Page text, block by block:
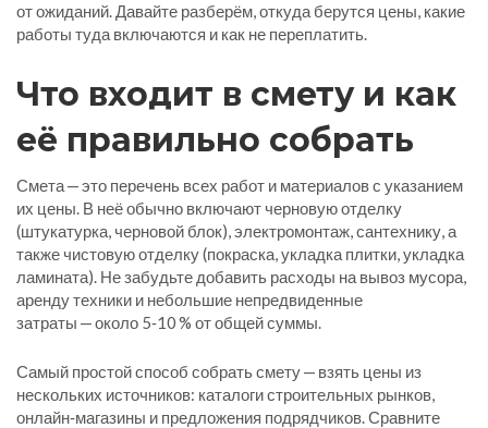
от ожиданий. Давайте разберём, откуда берутся цены, какие
работы туда включаются и как не переплатить.
Что входит в смету и как
её правильно собрать
Смета — это перечень всех работ и материалов с указанием
их цены. В неё обычно включают черновую отделку
(штукатурка, черновой блок), электромонтаж, сантехнику, а
также чистовую отделку (покраска, укладка плитки, укладка
ламината). Не забудьте добавить расходы на вывоз мусора,
аренду техники и небольшие непредвиденные
затраты — около 5‑10 % от общей суммы.
Самый простой способ собрать смету — взять цены из
нескольких источников: каталоги строительных рынков,
онлайн‑магазины и предложения подрядчиков. Сравните